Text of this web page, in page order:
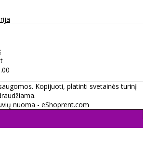
Kopijuoti, platinti svetainės turinį
nuoma - eShoprent.com